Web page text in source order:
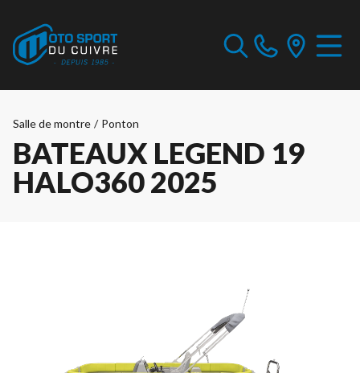
Salle de montre / Ponton
BATEAUX LEGEND 19
HALO360 2025